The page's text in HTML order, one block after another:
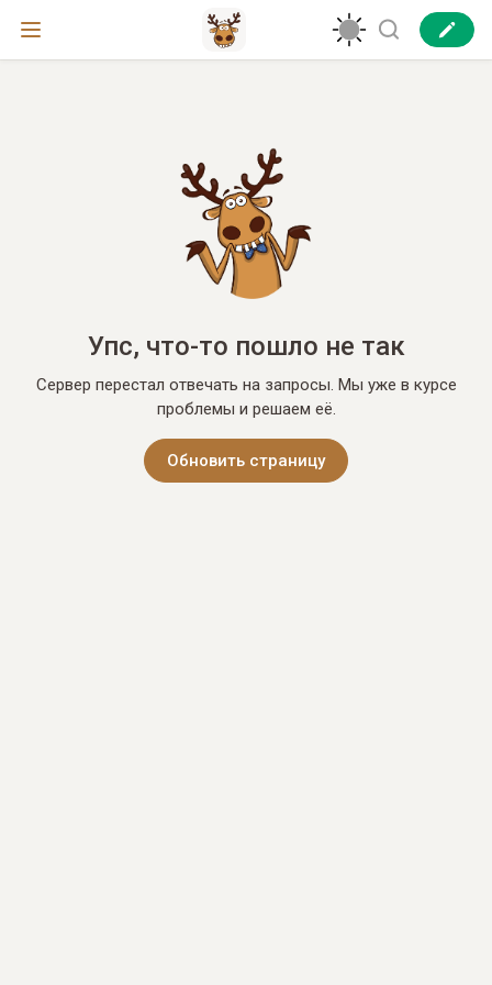
Упс, что-то пошло не так
Сервер перестал отвечать на запросы. Мы уже в курсе
проблемы и решаем её.
Обновить страницу